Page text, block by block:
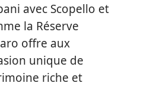
avec Scopello et
la Réserve
offre aux
unique de
riche et